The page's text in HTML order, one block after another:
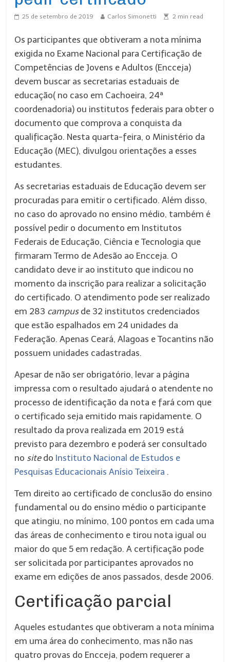
25 de setembro de 2019 Carlos Simonetti 2 min read
Os participantes que obtiveram a nota mínima
exigida no Exame Nacional para Certificação de
Competências de Jovens e Adultos (Encceja)
devem buscar as secretarias estaduais de
educação( no caso em Cachoeira, 24ª
coordenadoria) ou institutos federais para obter o
documento que comprova a conquista da
qualificação. Nesta quarta-feira, o Ministério da
Educação (MEC), divulgou orientações a esses
estudantes.
As secretarias estaduais de Educação devem ser
procuradas para emitir o certificado. Além disso,
no caso do aprovado no ensino médio, também é
possível pedir o documento em Institutos
Federais de Educação, Ciência e Tecnologia que
firmaram Termo de Adesão ao Encceja. O
candidato deve ir ao instituto que indicou no
momento da inscrição para realizar a solicitação
do certificado. O atendimento pode ser realizado
em 283 campusde 32 institutos credenciados
que estão espalhados em 24 unidades da
Federação. Apenas Ceará, Alagoas e Tocantins não
possuem unidades cadastradas.
Apesar de não ser obrigatório, levar a página
impressa com o resultado ajudará o atendente no
processo de identificação da nota e fará com que
o certificado seja emitido mais rapidamente. O
resultado da prova realizada em 2019 está
previsto para dezembro e poderá ser consultado
no sitedo Instituto Nacional de Estudos e
Pesquisas Educacionais Anísio Teixeira .
Tem direito ao certificado de conclusão do ensino
fundamental ou do ensino médio o participante
que atingiu, no mínimo, 100 pontos em cada uma
das áreas de conhecimento e tirou nota igual ou
maior do que 5 em redação. A certificação pode
ser solicitada por participantes aprovados no
exame em edições de anos passados, desde 2006.
Certificação parcial
Aqueles estudantes que obtiveram a nota mínima
em uma área do conhecimento, mas não nas
quatro provas do Encceja, podem requerer a